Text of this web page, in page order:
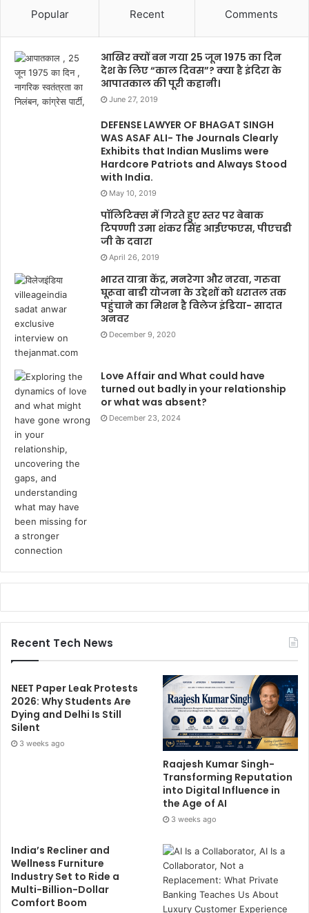
Popular Recent Comments
आखिर क्यों बन गया 25 जून 1975 का दिन
देश के लिए “काल दिवस”? क्या है इंदिरा के
आपातकाल की पूरी कहानी।
June 27, 2019
DEFENSE LAWYER OF BHAGAT SINGH
WAS ASAF ALI- The Journals Clearly
Exhibits that Indian Muslims were
Hardcore Patriots and Always Stood
with India.
May 10, 2019
पॉलिटिक्स में गिरते हुए स्तर पर बेबाक
टिपण्णी उमा शंकर सिंह आईएफएस, पीएचडी
जी के दवारा
April 26, 2019
भारत यात्रा केंद्र, मनरेगा और नरवा, गरुवा
घूरूवा बाडी योजना के उद्देशों को धरातल तक
पहुंचाने का मिशन है विलेज इंडिया- सादात
अनवर
December 9, 2020
Love Affair and What could have
turned out badly in your relationship
or what was absent?
December 23, 2024
Recent Tech News
NEET Paper Leak Protests
2026: Why Students Are
Dying and Delhi Is Still
Silent
3 weeks ago
Raajesh Kumar Singh-
Transforming Reputation
into Digital Influence in
the Age of AI
3 weeks ago
India’s Recliner and
Wellness Furniture
Industry Set to Ride a
Multi-Billion-Dollar
Comfort Boom